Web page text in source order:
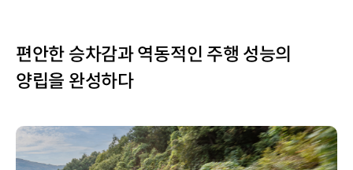
편안한 승차감과 역동적인 주행 성능의
양립을 완성하다